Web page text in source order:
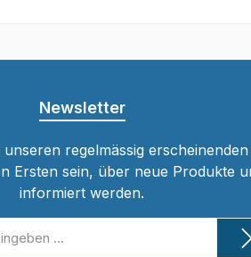
Newsletter
regelmässig
Ersten sein, über neue Produkte
informiert werden.